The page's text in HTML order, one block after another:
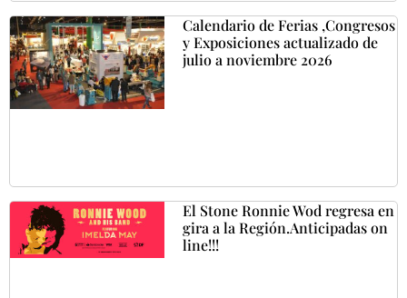
Calendario de Ferias ,Congresos
y Exposiciones actualizado de
julio a noviembre 2026
El Stone Ronnie Wod regresa en
gira a la Región.Anticipadas on
line!!!